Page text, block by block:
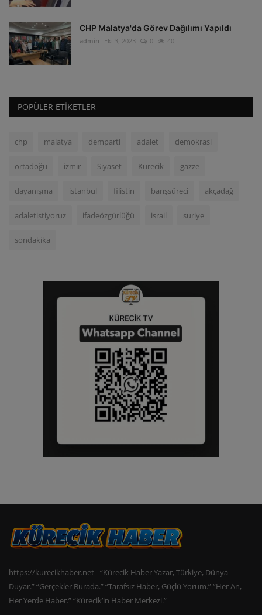
CHP Malatya'da Görev Dağılımı Yapıldı
admin Eki 3, 2023 0 40
POPÜLER ETIKETLER
chp malatya demparti adalet demokrasi
ortadoğu izmir Siyaset Kurecik gazze
dayanışma istanbul filistin barışsüreci akçadağ
adaletistiyoruz ifadeözgürlüğü israil suriye
sondakika
https://kurecikhaber.net - “Kürecik Haber Yazar, Türkiye, Dünya
Duyar.” “Gerçekler Burada.” “Tarafsız Haber, Güçlü Yorum.” “Her An,
Her Yerde Haber.” “Kürecik’in Haber Merkezi.”